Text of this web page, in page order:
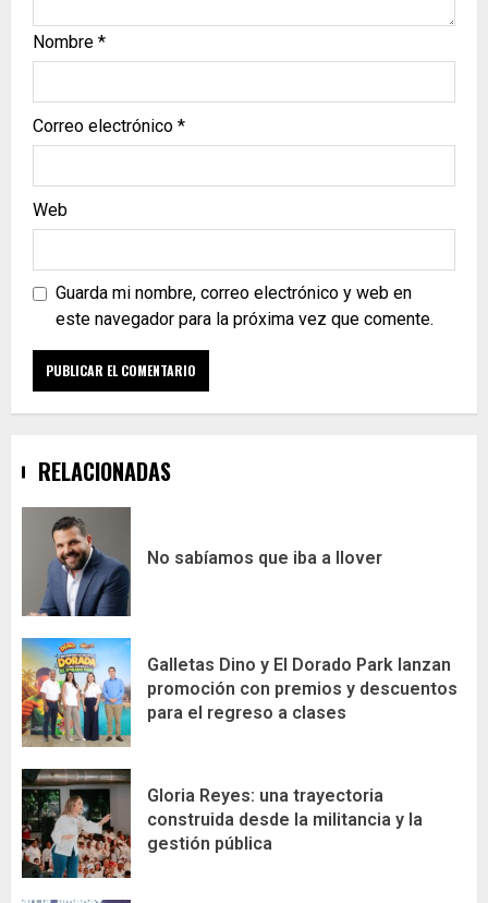
Nombre *
Correo electrónico *
Web
Guarda mi nombre, correo electrónico y web en
este navegador para la próxima vez que comente.
RELACIONADAS
No sabíamos que iba a llover
Galletas Dino y El Dorado Park lanzan
promoción con premios y descuentos
para el regreso a clases
Gloria Reyes: una trayectoria
construida desde la militancia y la
gestión pública